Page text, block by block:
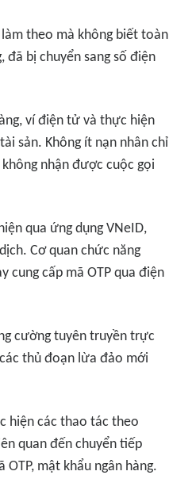
theo mà không biết toàn
đã bị chuyển sang số điện
ví điện tử và thực hiện
sản. Không ít nạn nhân chỉ
nhận được cuộc gọi
qua ứng dụng VNeID,
Cơ quan chức năng
cung cấp mã OTP qua điện
cường tuyên truyền trực
thủ đoạn lừa đảo mới
hiện các thao tác theo
quan đến chuyển tiếp
mật khẩu ngân hàng.